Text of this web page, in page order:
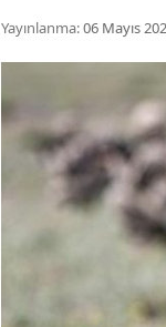
Yayınlanma:06 Mayıs